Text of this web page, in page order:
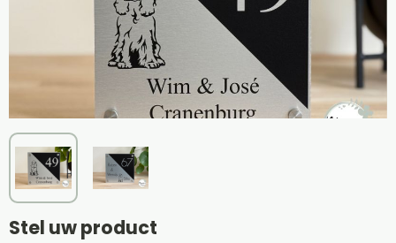
Stel uw product